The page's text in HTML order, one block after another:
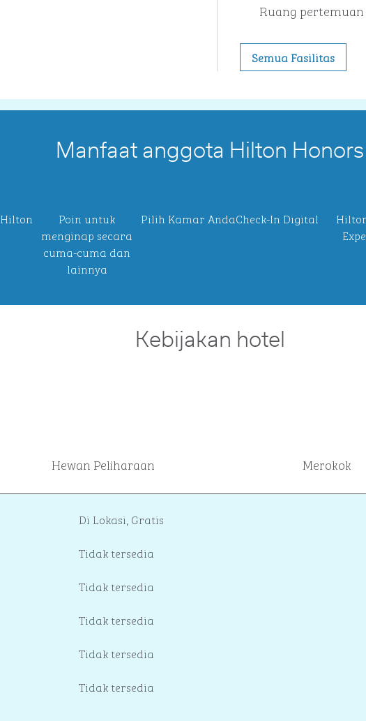
Ruang pertemuan
Semua Fasilitas
Manfaat anggota Hilton Honors
Poin untuk
menginap secara
cuma-cuma dan
lainnya
Pilih Kamar AndaCheck-In Digital
Kebijakan hotel
Hewan Peliharaan Merokok
Di Lokasi, Gratis
Tidak tersedia
Tidak tersedia
Tidak tersedia
Tidak tersedia
Tidak tersedia